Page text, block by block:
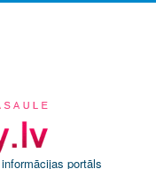
portāls